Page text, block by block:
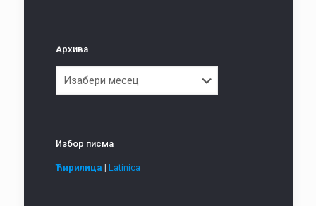
Архива
Избор писма
Ћирилица | Latinica